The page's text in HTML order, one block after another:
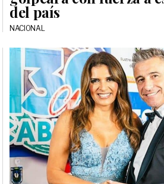
del país
NACIONAL